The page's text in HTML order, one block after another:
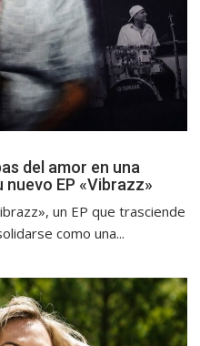
del amor en una
EP «Vibrazz»
un EP que trasciende
como una...